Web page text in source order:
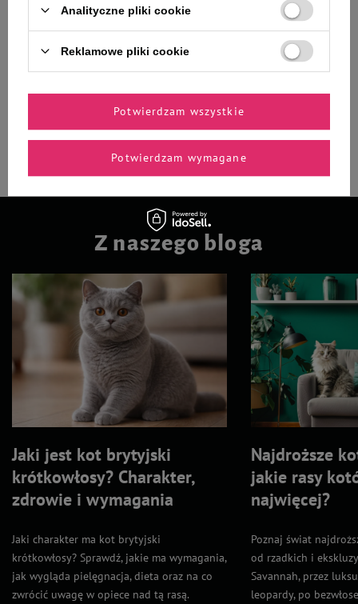
dźwiękiem dla psa Owca 21 cm
26,99 zł 26,99 zł / szt.
-
Do koszyka
Zolux Anah szczotka gumowa
-
Do koszyka
Z naszego bloga
Jaki jest kot brytyjski
krótkowłosy? Charakter,
zdrowie i wymagania
Jaki charakter ma kot brytyjski
krótkowłosy? Sprawdź, jakie ma wymagania,
jak wygląda pielęgnacja, dieta oraz na co
zwrócić uwagę w opiece nad tą rasą.
Najdroższe
jakie rasy
najwięcej?
Poznaj świat
od rzadkich i
Savannah, przez
leopardy, po
Analityczne pliki cookie
Reklamowe pliki cookie
Potwierdzam wymagane
Potwierdzam wszystkie